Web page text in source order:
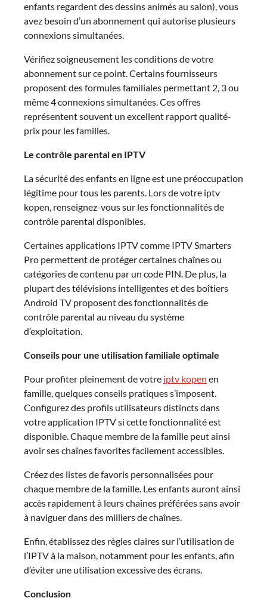
enfants regardent des dessins animés au salon), vous
avez besoin d’un abonnement qui autorise plusieurs
connexions simultanées.
Vérifiez soigneusement les conditions de votre
abonnement sur ce point. Certains fournisseurs
proposent des formules familiales permettant 2, 3 ou
même 4 connexions simultanées. Ces offres
représentent souvent un excellent rapport qualité-
prix pour les familles.
Le contrôle parental en IPTV
La sécurité des enfants en ligne est une préoccupation
légitime pour tous les parents. Lors de votre iptv
kopen, renseignez-vous sur les fonctionnalités de
contrôle parental disponibles.
Certaines applications IPTV comme IPTV Smarters
Pro permettent de protéger certaines chaînes ou
catégories de contenu par un code PIN. De plus, la
plupart des télévisions intelligentes et des boîtiers
Android TV proposent des fonctionnalités de
contrôle parental au niveau du système
d’exploitation.
Conseils pour une utilisation familiale optimale
Pour profiter pleinement de votre iptv kopen en
famille, quelques conseils pratiques s’imposent.
Configurez des profils utilisateurs distincts dans
votre application IPTV si cette fonctionnalité est
disponible. Chaque membre de la famille peut ainsi
avoir ses chaînes favorites facilement accessibles.
Créez des listes de favoris personnalisées pour
chaque membre de la famille. Les enfants auront ainsi
accès rapidement à leurs chaînes préférées sans avoir
à naviguer dans des milliers de chaînes.
Enfin, établissez des règles claires sur l’utilisation de
l’IPTV à la maison, notamment pour les enfants, afin
d’éviter une utilisation excessive des écrans.
Conclusion